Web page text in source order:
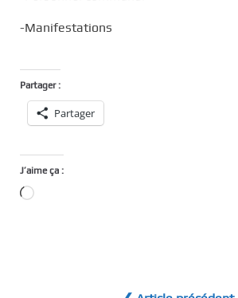
-Manifestations
Partager :
Partager
J’aime ça :
Chargement…